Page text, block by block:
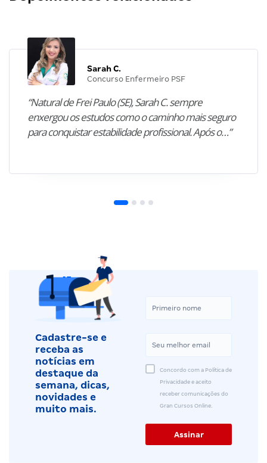
Sarah C.
Concurso Enfermeiro PSF
“Natural de Frei Paulo (SE), Sarah C. sempre
enxergou os estudos como o caminho mais seguro
para conquistar estabilidade profissional. Após o…”
Cadastre-se e
receba as
notícias em
destaque da
semana, dicas,
novidades e
muito mais.
Concordo com a Política de
Privacidade e aceito
receber comunicações do
Gran Cursos Online.